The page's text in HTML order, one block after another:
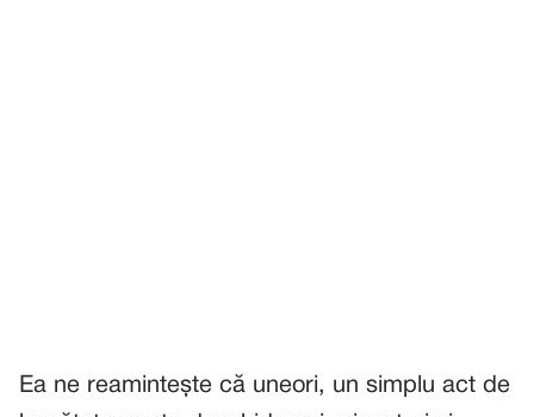
Ea ne reamintește că uneori, un simplu act de